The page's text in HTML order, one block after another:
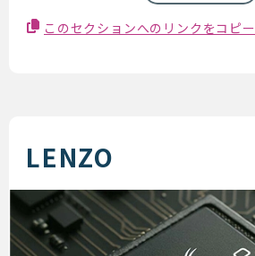
このセクションへのリンクをコピー
LENZO